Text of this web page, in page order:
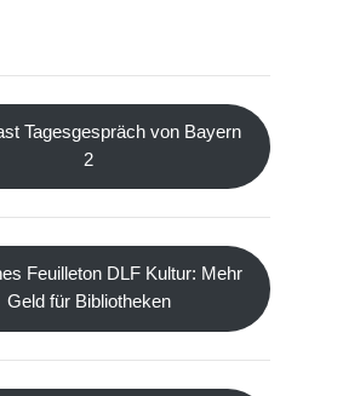
Tagesgespräch von Bayern
2
Feuilleton DLF Kultur: Mehr
Geld für Bibliotheken